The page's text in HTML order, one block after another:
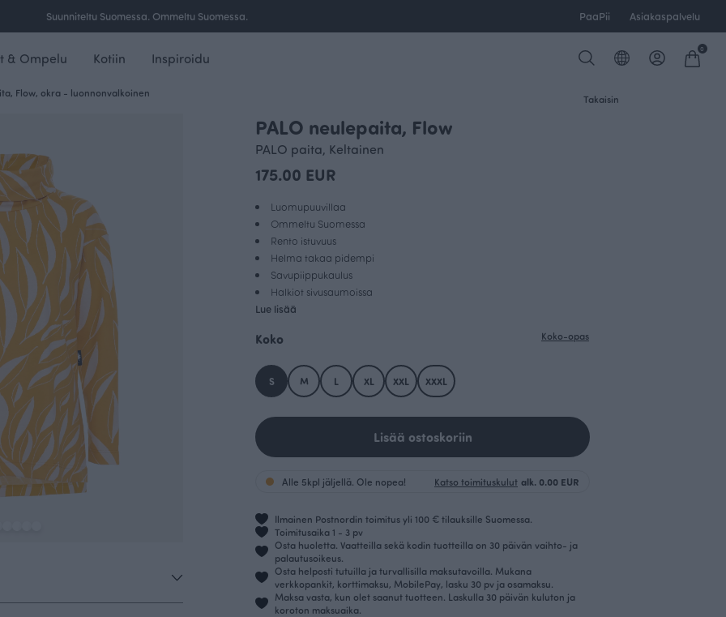
Ilmainen toimitus yli 100 € tilauksille Suomessa. PaaPii Asiakaspalvelu
& Ompelu Kotiin Inspiroidu
0
Flow, okra - luonnonvalkoinen Takaisin
PALO neulepaita, Flow
PALO paita, Keltainen
175.00 EUR
Luomupuuvillaa
Ommeltu Suomessa
Rento istuvuus
Helma takaa pidempi
Savupiippukaulus
Halkiot sivusaumoissa
Lue lisää
Koko Koko-opas
S M L XL XXL XXXL
Lisää ostoskoriin
Alle 5kpl jäljellä. Ole nopea! Katso toimituskulut alk. 0.00 EUR
Ilmainen Postnordin toimitus yli 100 € tilauksille Suomessa.
Toimitusaika 1 - 3 pv
Osta huoletta. Vaatteilla sekä kodin tuotteilla on 30 päivän vaihto- ja
palautusoikeus.
Osta helposti tutuilla ja turvallisilla maksutavoilla. Mukana
verkkopankit, korttimaksu, MobilePay, lasku 30 pv ja osamaksu.
Maksa vasta, kun olet saanut tuotteen. Laskulla 30 päivän kuluton ja
koroton maksuaika.